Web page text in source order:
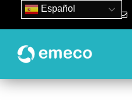
93 840 50 80
Español